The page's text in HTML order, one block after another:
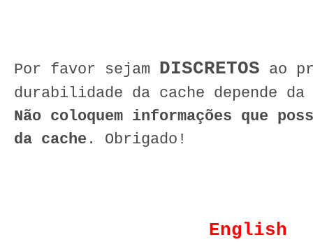
Por favor sejam DISCRETOS ao
durabilidade da cache depende
Não coloquem informações que
da cache . Obrigado!
English